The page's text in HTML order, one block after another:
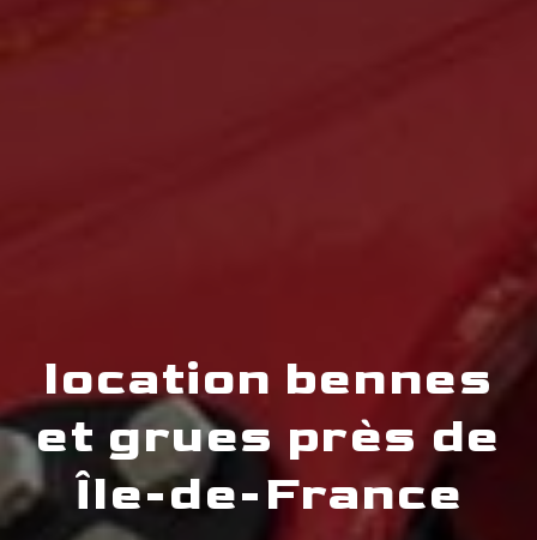
location bennes
et grues près de
Île-de-France